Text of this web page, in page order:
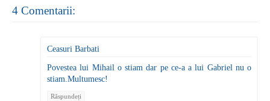
4 Comentarii:
Ceasuri Barbati
Povestea lui Mihail o stiam dar pe ce-a a lui Gabriel nu o
stiam.Multumesc!
Răspundeți